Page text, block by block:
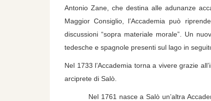
Antonio Zane, che destina alle adunanze
Maggior Consiglio, l’Accademia può
discussioni “sopra materiale morale”. Un
tedesche e spagnole presenti sul lago in
Nel 1733 l’Accademia torna a vivere grazie
arciprete di Salò.
Nel 1761 nasce a Salò un’altra